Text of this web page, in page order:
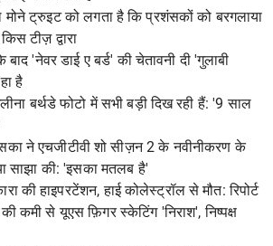
ट्रुइट को लगता है कि प्रशंसकों को बरगलाया
टीज़ द्वारा
'नेवर डाई ए बर्ड' की चेतावनी दी 'गुलाबी
है
बर्थडे फोटो में सभी बड़ी दिख रही हैं: '9 साल
ने एचजीटीवी शो सीज़न 2 के नवीनीकरण के
साझा की: 'इसका मतलब है'
की हाइपरटेंशन, हाई कोलेस्ट्रॉल से मौत: रिपोर्ट
कमी से यूएस फ़िगर स्केटिंग 'निराश', निष्पक्ष